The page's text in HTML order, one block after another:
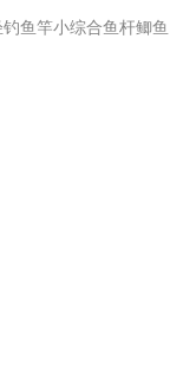
鱼竿小综合鱼杆鲫鱼